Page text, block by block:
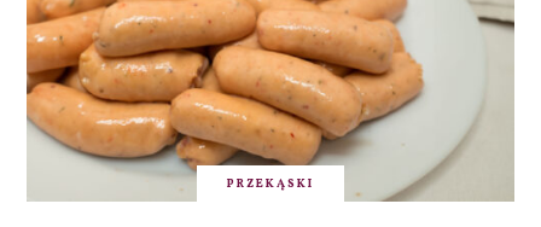
PRZEKĄSKI